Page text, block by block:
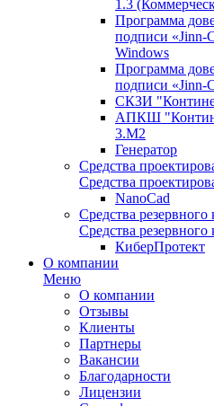
1.3
Программа
подписи «Jinn-
Windows
Программа
подписи «Jinn-
СКЗИ
АПКШ
3.М2
Генератор
Средства
Средства
NanoCad
Средства
Средства
КиберПротект
О компании
Меню
О компании
Отзывы
Клиенты
Партнеры
Вакансии
Благодарности
Лицензии